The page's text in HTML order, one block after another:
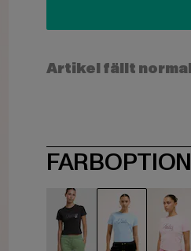
Artikel fällt